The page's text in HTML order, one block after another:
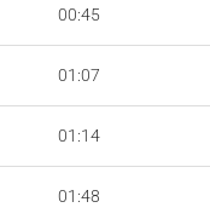
00:45
01:07
01:14
01:48